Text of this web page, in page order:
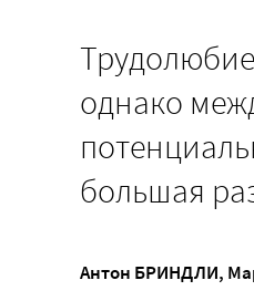
однако
большая
Антон БРИНДЛИ,